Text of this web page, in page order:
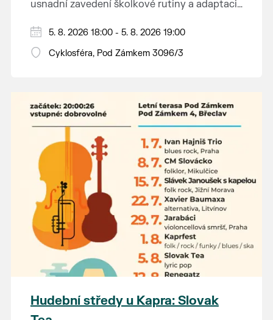
usnadní zavedení školkové rutiny a adaptaci
Hraje se jen za příznivého počasí.
Vstupné dobrovolné.
5. 8. 2026 18:00 - 5. 8. 2026 19:00
Cyklosféra, Pod Zámkem 3096/3
Hudební středy u Kapra: Slovak